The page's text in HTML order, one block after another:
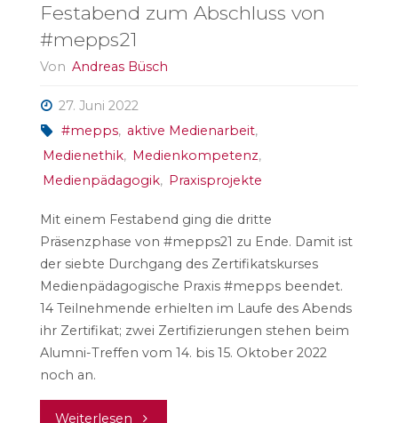
Festabend zum Abschluss von
#mepps21
Von Andreas Büsch
27. Juni 2022
#mepps, aktive Medienarbeit,
Medienethik, Medienkompetenz,
Medienpädagogik, Praxisprojekte
Mit einem Festabend ging die dritte
Präsenzphase von #mepps21 zu Ende. Damit ist
der siebte Durchgang des Zertifikatskurses
Medienpädagogische Praxis #mepps beendet.
14 Teilnehmende erhielten im Laufe des Abends
ihr Zertifikat; zwei Zertifizierungen stehen beim
Alumni-Treffen vom 14. bis 15. Oktober 2022
noch an.
Weiterlesen "Festabend